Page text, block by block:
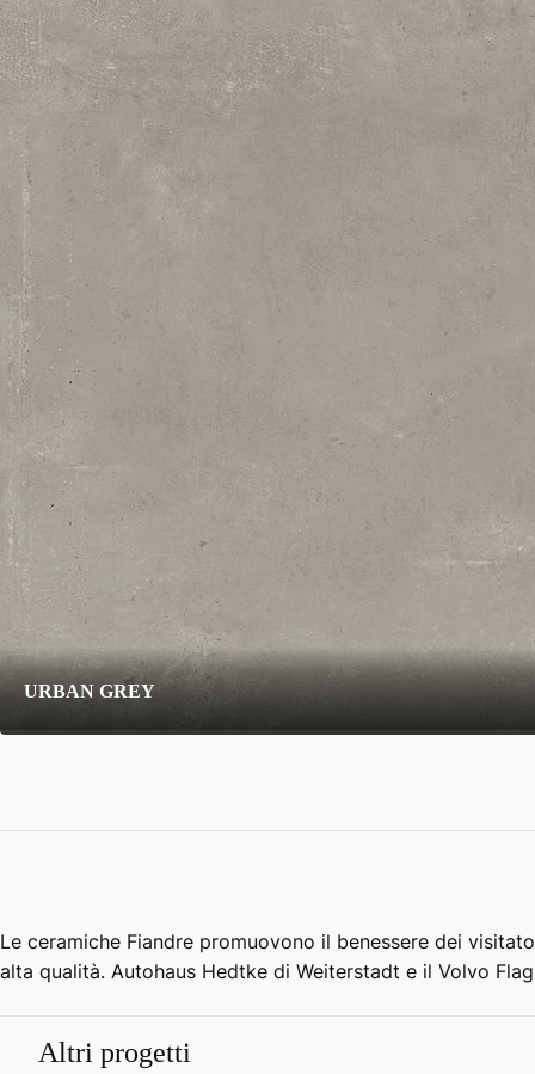
URBAN GREY
Le ceramiche Fiandre promuovono il benessere dei
alta qualità. Autohaus Hedtke di Weiterstadt e il Volvo
Altri progetti